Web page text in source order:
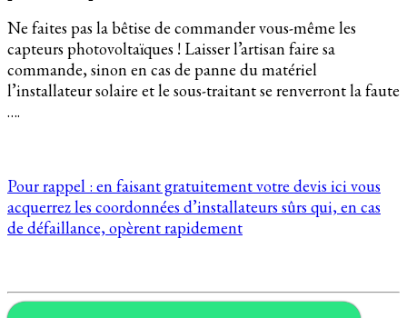
Ne faites pas la bêtise de commander vous-même les
capteurs photovoltaïques ! Laisser l’artisan faire sa
commande, sinon en cas de panne du matériel
l’installateur solaire et le sous-traitant se renverront la faute
….
Pour rappel : en faisant gratuitement votre devis ici vous
acquerrez les coordonnées d’installateurs sûrs qui, en cas
de défaillance, opèrent rapidement